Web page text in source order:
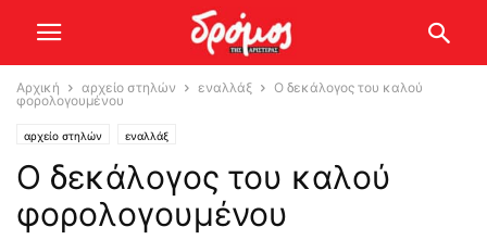
Αρχική αρχείο στηλών εναλλάξ
Ο δεκάλογος του καλού
φορολογουμένου
αρχείο στηλών εναλλάξ
Ο δεκάλογος του καλού
φορολογουμένου